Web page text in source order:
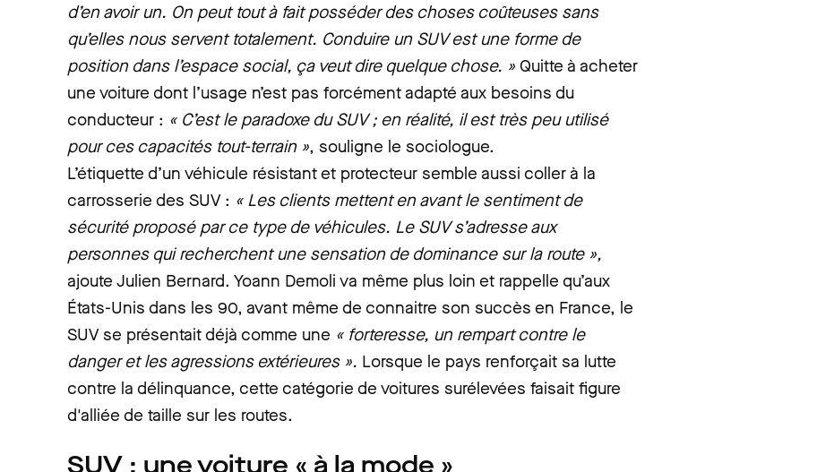
d’en avoir un. On peut tout à fait posséder des choses coûteuses sans
qu’elles nous servent totalement. Conduire un SUV est une forme de
position dans l’espace social, ça veut dire quelque chose. » Quitte à acheter
une voiture dont l’usage n’est pas forcément adapté aux besoins du
conducteur : « C’est le paradoxe du SUV ; en réalité, il est très peu utilisé
pour ces capacités tout-terrain », souligne le sociologue.
L’étiquette d’un véhicule résistant et protecteur semble aussi coller à la
carrosserie des SUV : « Les clients mettent en avant le sentiment de
sécurité proposé par ce type de véhicules. Le SUV s’adresse aux
personnes qui recherchent une sensation de dominance sur la route »,
ajoute Julien Bernard. Yoann Demoli va même plus loin et rappelle qu’aux
États-Unis dans les 90, avant même de connaitre son succès en France, le
SUV se présentait déjà comme une « forteresse, un rempart contre le
danger et les agressions extérieures ». Lorsque le pays renforçait sa lutte
contre la délinquance, cette catégorie de voitures surélevées faisait figure
d'alliée de taille sur les routes.